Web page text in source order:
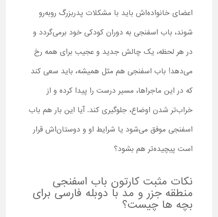
اعضای خانواده‌اش باید با مشکلات پدربزرگ روبه‌رو
شوند، باب اسفنجی به دوران کودکی خود برمی‌گردد و
در هر لحظه، یک چالش جدید و عجیب برای همه رخ
می‌دهد! باب اسفنجی هم مثل همیشه، باید سعی کند
که در این ماجراها، مسیر درست را پیدا کرده و از
خراب‌تر شدن اوضاع، جلوگیری کند. آیا این بار هم باب
اسفنجی موفق می‌شود یا شرایط او و دوستان‌اش قرار
است پیچیده‌تر هم بشود؟
نکات مثبت کارتون باب اسفنجی
منطقه جزر و مد با دوبله فارسی برای
بچه ها چیست؟